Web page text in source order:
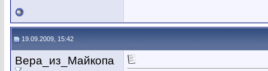
19.09.2009, 15:42
Вера_из_Майкопа